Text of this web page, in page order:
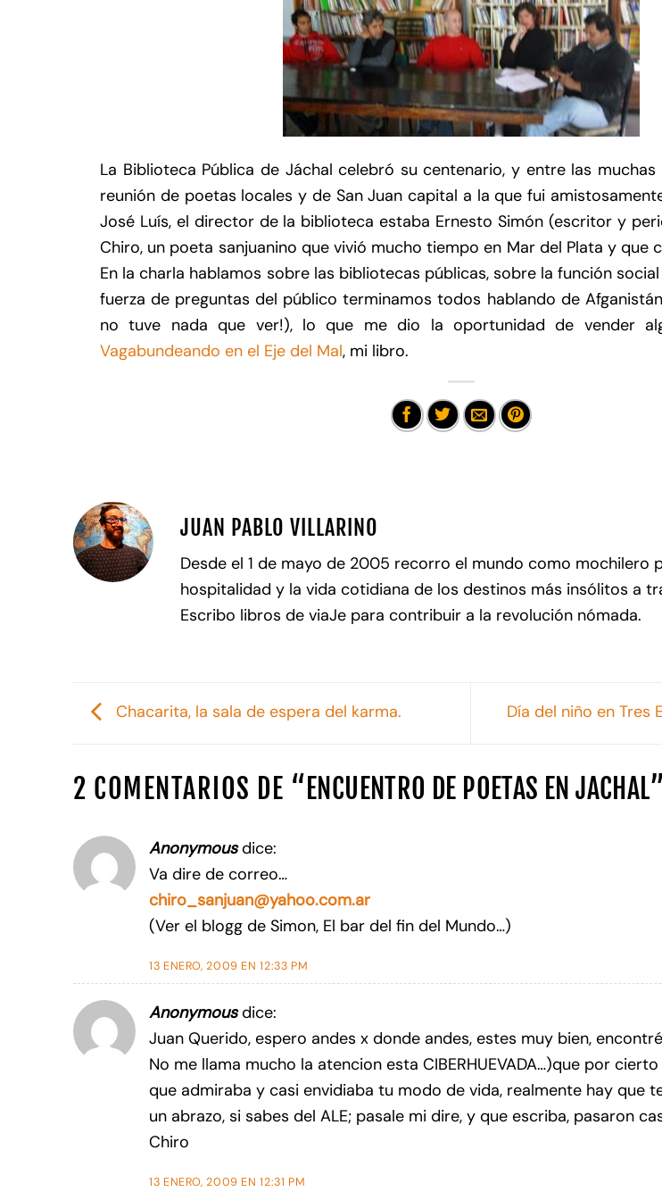
La Biblioteca Pública de Jáchal celebró su centenario, y entre las
reunión de poetas locales y de San Juan capital a la que fui
José Luís, el director de la biblioteca estaba Ernesto Simón (escritor y
Chiro, un poeta sanjuanino que vivió mucho tiempo en Mar del Plata y que
En la charla hablamos sobre las bibliotecas públicas, sobre la función
fuerza de preguntas del público terminamos todos hablando de
no tuve nada que ver!), lo que me dio la oportunidad de vender
Vagabundeando en el Eje del Mal, mi libro.
JUAN PABLO VILLARINO
Desde el 1 de mayo de 2005 recorro el mundo como mochilero
hospitalidad y la vida cotidiana de los destinos más insólitos a
Escribo libros de viaJe para contribuir a la revolución nómada.
Chacarita, la sala de espera del karma. Día del niño en Tres
2 COMENTARIOS DE “ ENCUENTRO DE POETAS EN JACHAL”
Anonymous dice:
Va dire de correo…
chiro_sanjuan@yahoo.com.ar
(Ver el blogg de Simon, El bar del fin del Mundo…)
13 ENERO, 2009 EN 12:33 PM
Anonymous dice:
Juan Querido, espero andes x donde andes, estes muy bien,
No me llama mucho la atencion esta CIBERHUEVADA…)que por
que admiraba y casi envidiaba tu modo de vida, realmente hay que
un abrazo, si sabes del ALE; pasale mi dire, y que escriba, pasaron
Chiro
13 ENERO, 2009 EN 12:31 PM